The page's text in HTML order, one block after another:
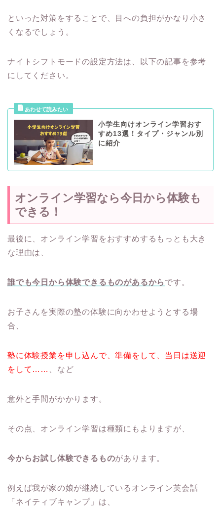
といった対策をすることで、目への負担がかなり小さ
くなるでしょう。
ナイトシフトモードの設定方法は、以下の記事を参考
にしてください。
小学生向けオンライン学習おす
すめ13選！タイプ・ジャンル別
に紹介
オンライン学習なら今日から体験も
できる！
最後に、オンライン学習をおすすめするもっとも大き
な理由は、
誰でも今日から体験できるものがあるから です。
お子さんを実際の塾の体験に向かわせようとする場
合、
塾に体験授業を申し込んで、準備をして、当日は送迎
をして……
、など
意外と手間がかかります。
その点、オンライン学習は種類にもよりますが、
今からお試し体験できるものがあります。
例えば我が家の娘が継続しているオンライン英会話
「ネイティブキャンプ」は、